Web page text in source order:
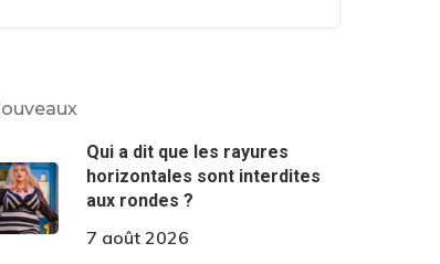
Qui a dit que les rayures
horizontales sont interdites
aux rondes ?
7 août 2026